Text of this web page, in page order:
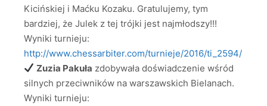
Kicińskiej i Maćku Kozaku. Gratulujemy, tym
bardziej, że Julek z tej trójki jest najmłodszy!!!
Wyniki turnieju:
http://www.chessarbiter.com/turnieje/2016/ti_2594/
Zuzia Pakuła zdobywała doświadczenie wśród
silnych przeciwników na warszawskich Bielanach.
Wyniki turnieju: